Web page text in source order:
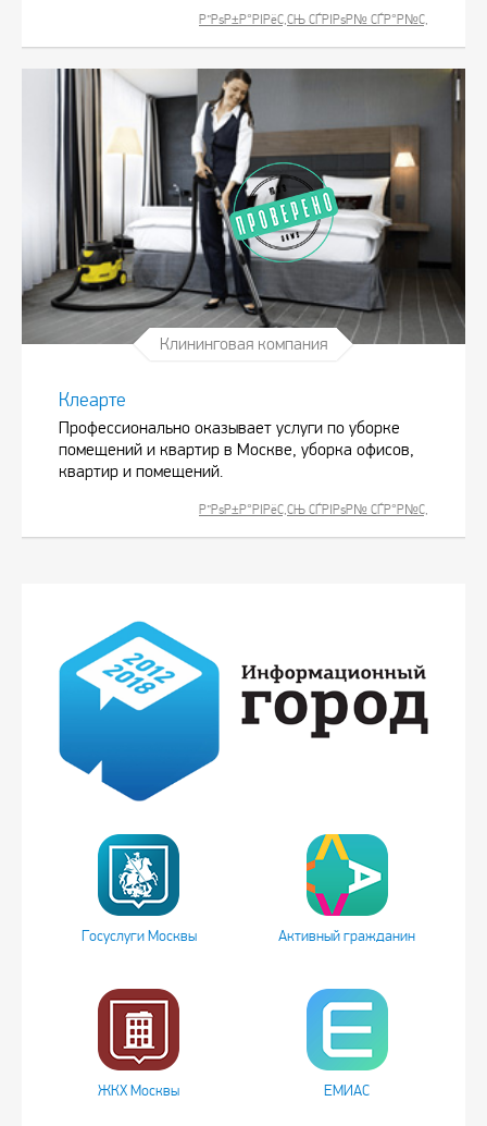
Р”РѕР±Р°РІРёС‚СЊ СЃРІРѕР№ СЃР°Р№С‚
Клининговая компания
Клеарте
Профессионально оказывает услуги по уборке
помещений и квартир в Москве, уборка офисов,
квартир и помещений.
Р”РѕР±Р°РІРёС‚СЊ СЃРІРѕР№ СЃР°Р№С‚
Госуслуги Москвы Активный гражданин
ЖКХ Москвы ЕМИАС